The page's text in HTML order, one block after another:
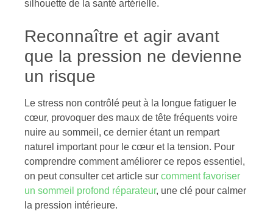
silhouette de la santé artérielle.
Reconnaître et agir avant
que la pression ne devienne
un risque
Le stress non contrôlé peut à la longue fatiguer le
cœur, provoquer des maux de tête fréquents voire
nuire au sommeil, ce dernier étant un rempart
naturel important pour le cœur et la tension. Pour
comprendre comment améliorer ce repos essentiel,
on peut consulter cet article sur comment favoriser
un sommeil profond réparateur, une clé pour calmer
la pression intérieure.